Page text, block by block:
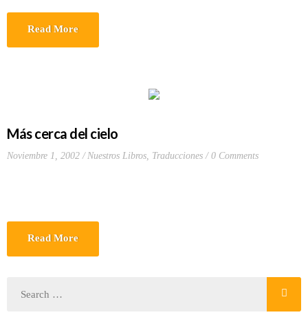
Read More
Más cerca del cielo
Noviembre 1, 2002 Nuestros Libros, Traducciones 0 Comments
Read More